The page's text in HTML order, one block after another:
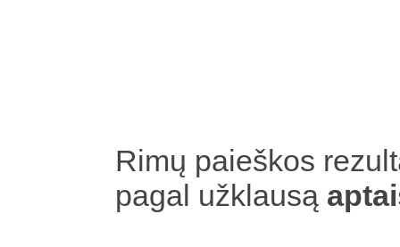
Rimų paieškos
pagal užklausą